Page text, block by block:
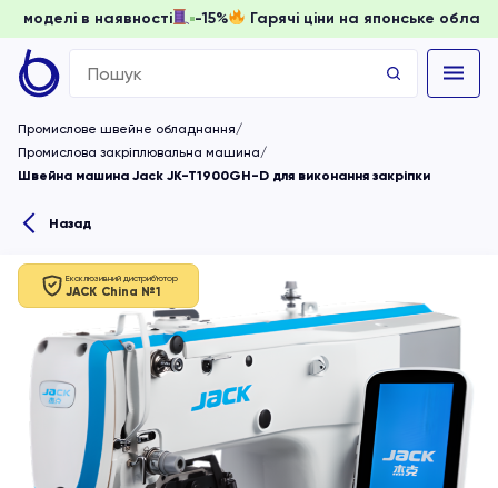
доки моделі в наявності -15% Гарячі ціни на
Search
for:
Промислове швейне обладнання
Промислова закріплювальна машина
Швейна машина Jack JK-T1900GH-D для виконання закріпки
Назад
Ексклюзивний дистриб'ютор
JACK China №1